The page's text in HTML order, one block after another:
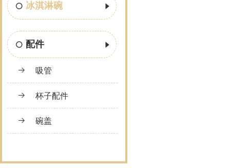
冰淇淋碗
配件
吸管
杯子配件
碗盖